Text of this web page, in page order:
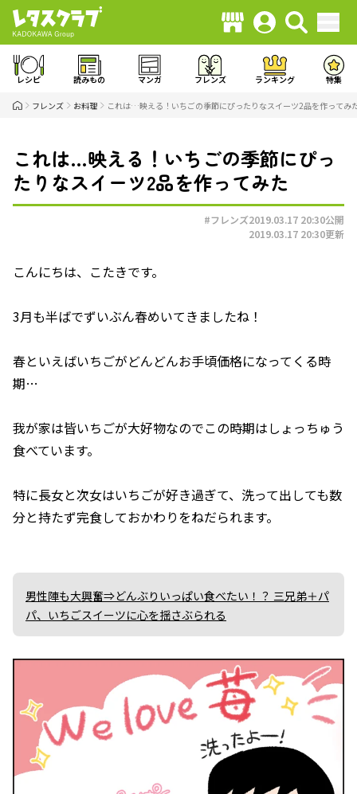
レシピ 読みもの マンガ フレンズ ランキング 特集
フレンズ お料理 これは…映える！いちごの季節にぴったりなスイーツ2品を作ってみ
これは…映える！いちごの季節にぴっ
たりなスイーツ2品を作ってみた
#フレンズ2019.03.17 20:30公開
2019.03.17 20:30更新
こんにちは、こたきです。
3月も半ばでずいぶん春めいてきましたね！
春といえばいちごがどんどんお手頃価格になってくる時
期…
我が家は皆いちごが大好物なのでこの時期はしょっちゅう
食べています。
特に長女と次女はいちごが好き過ぎて、洗って出しても数
分と持たず完食しておかわりをねだられます。
男性陣も大興奮⇒どんぶりいっぱい食べたい！？ 三兄弟＋パ
パ、いちごスイーツに心を揺さぶられる